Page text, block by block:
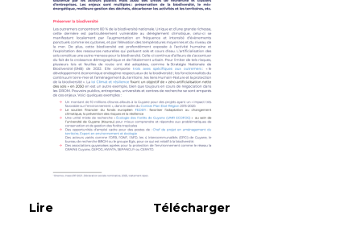
Lire Télécharger